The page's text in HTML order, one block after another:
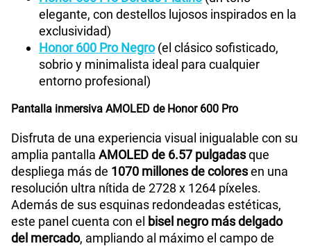
elegante, con destellos lujosos inspirados en la
exclusividad)
Honor 600 Pro Negro(el clásico sofisticado,
sobrio y minimalista ideal para cualquier
entorno profesional)
Pantalla inmersiva AMOLED de Honor 600 Pro
Disfruta de una experiencia visual inigualable con su
amplia pantalla AMOLED de 6.57 pulgadasque
despliega más de 1070 millones de coloresen una
resolución ultra nítida de 2728 x 1264 píxeles.
Además de sus esquinas redondeadas estéticas,
este panel cuenta con el bisel negro más delgado
del mercado, ampliando al máximo el campo de